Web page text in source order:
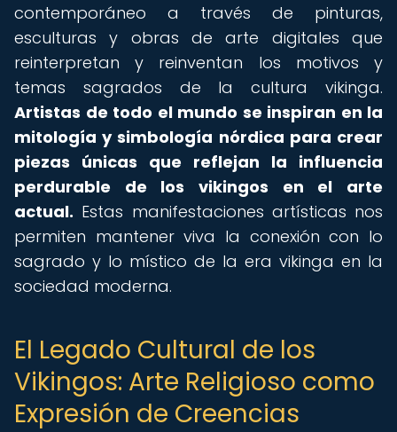
contemporáneo a través de pinturas,
esculturas y obras de arte digitales que
reinterpretan y reinventan los motivos y
temas sagrados de la cultura vikinga.
Artistas de todo el mundo se inspiran en la
mitología y simbología nórdica para crear
piezas únicas que reflejan la influencia
perdurable de los vikingos en el arte
actual. Estas manifestaciones artísticas nos
permiten mantener viva la conexión con lo
sagrado y lo místico de la era vikinga en la
sociedad moderna.
El Legado Cultural de los
Vikingos: Arte Religioso como
Expresión de Creencias